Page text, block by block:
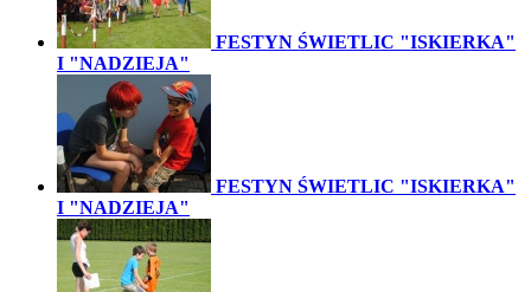
FESTYN ŚWIETLIC "ISKIERKA"
I "NADZIEJA"
FESTYN ŚWIETLIC "ISKIERKA"
I "NADZIEJA"